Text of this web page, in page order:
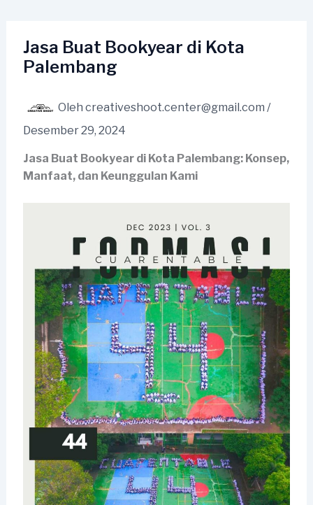
kontenJasa Buat Bookyear di Kota
Palembang
Oleh creativeshoot.center@gmail.com /
Desember 29, 2024
Jasa Buat Bookyear di Kota Palembang: Konsep,
Manfaat, dan Keunggulan Kami